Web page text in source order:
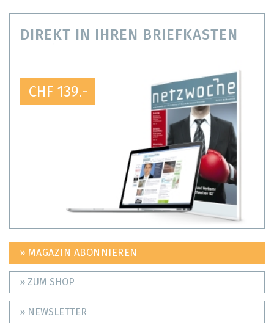
DIREKT IN IHREN BRIEFKASTEN
CHF 139.-
» MAGAZIN ABONNIEREN
» ZUM SHOP
» NEWSLETTER